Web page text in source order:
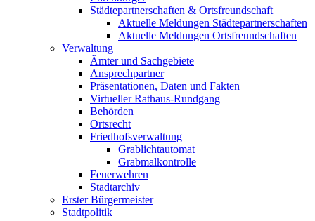
Städtepartnerschaften & Ortsfreundschaft
Aktuelle Meldungen Städtepartnerschaften
Aktuelle Meldungen Ortsfreundschaften
Verwaltung
Ämter und Sachgebiete
Ansprechpartner
Präsentationen, Daten und Fakten
Virtueller Rathaus-Rundgang
Behörden
Ortsrecht
Friedhofsverwaltung
Grablichtautomat
Grabmalkontrolle
Feuerwehren
Stadtarchiv
Erster Bürgermeister
Stadtpolitik